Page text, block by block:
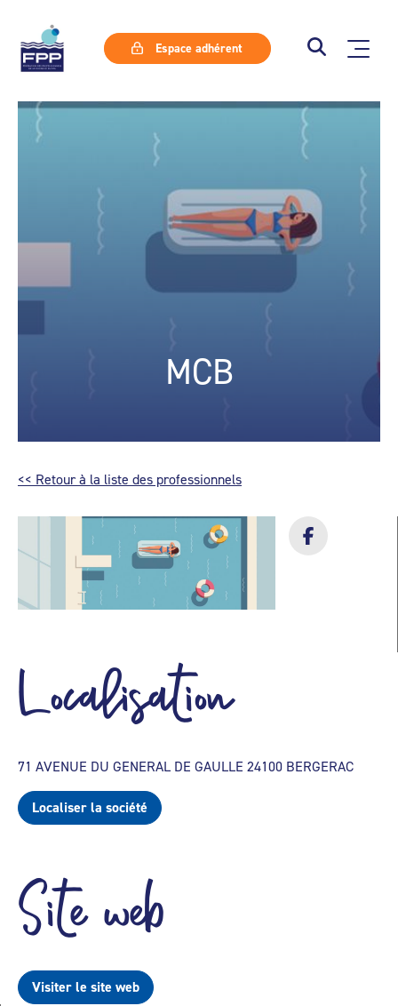
Espace adhérent
MCB
<< Retour à la liste des professionnels
Localisation
71 AVENUE DU GENERAL DE GAULLE 24100 BERGERAC
Localiser la société
Site web
Visiter le site web